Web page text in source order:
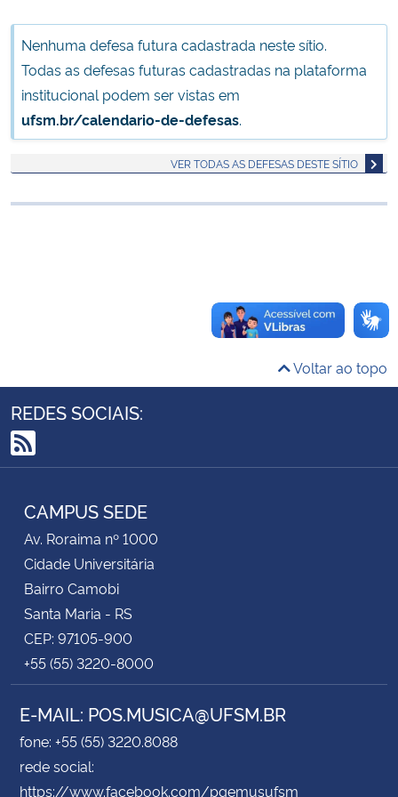
Ministério da Saúde
Ministério de Minas e Energia
Ministério do Meio Ambiente
Ministério da Mulher, da Família e dos Direitos Humanos
Secretaria-Geral
Gabinete de Segurança Institucional
Advocacia-Geral da União
Nenhuma defesa futura cadastrada neste sítio.
Todas as defesas futuras cadastradas na plataforma
institucional podem ser vistas em
ufsm.br/calendario-de-defesas.
VER TODAS AS DEFESAS DESTE SÍTIO
Voltar ao topo
REDES SOCIAIS:
RSS
CAMPUS SEDE
Av. Roraima nº 1000
Cidade Universitária
Bairro Camobi
Santa Maria - RS
CEP: 97105-900
+55 (55) 3220-8000
E-MAIL: POS.MUSICA@UFSM.BR
fone: +55 (55) 3220.8088
rede social:
https://www.facebook.com/pgemusufsm